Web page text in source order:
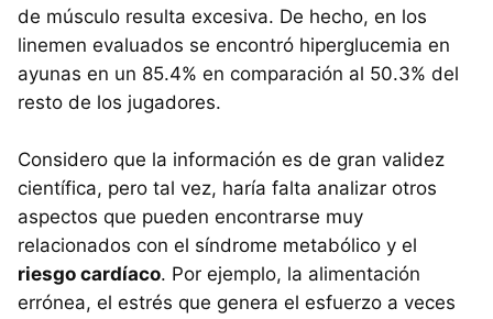
de músculo resulta excesiva. De hecho, en los
linemen evaluados se encontró hiperglucemia en
ayunas en un 85.4% en comparación al 50.3% del
resto de los jugadores.
Considero que la información es de gran validez
científica, pero tal vez, haría falta analizar otros
aspectos que pueden encontrarse muy
relacionados con el síndrome metabólico y el
riesgo cardíaco. Por ejemplo, la alimentación
errónea, el estrés que genera el esfuerzo a veces